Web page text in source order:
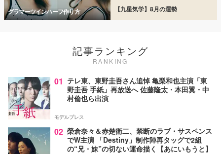
グラマーツインハーフ作り方 【九星気学】8月の運勢
記事ランキング
RANKING
01 テレ東、東野圭吾さん追悼 亀梨和也主演「東
野圭吾 手紙」再放送へ 佐藤隆太・本田翼・中
村倫也ら出演
モデルプレス
02 榮倉奈々＆赤楚衛二、禁断のラブ・サスペンス
でW主演 「Destiny」制作陣再タッグで2組
の“兄・妹”の切ない運命描く【あにいもうと】